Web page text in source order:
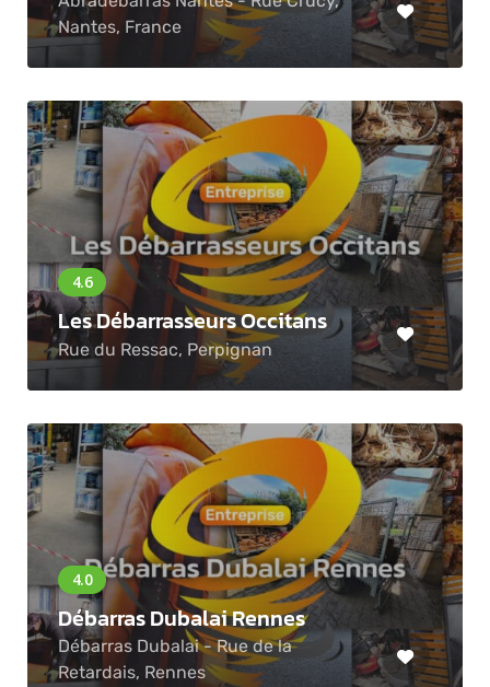
Nantes, France
Les Débarrasseurs Occitans
Rue du Ressac, Perpignan
Débarras Dubalai Rennes
Débarras Dubalai - Rue de la
Retardais, Rennes